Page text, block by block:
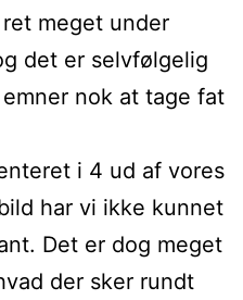
meget under
det er selvfølgelig
nok at tage fat
i 4 ud af vores
har vi ikke kunnet
Det er dog meget
der sker rundt